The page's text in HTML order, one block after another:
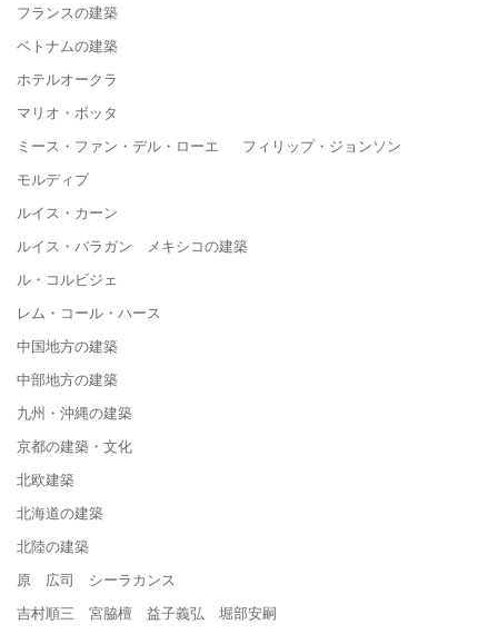
フランスの建築
ベトナムの建築
ホテルオークラ
マリオ・ボッタ
ミース・ファン・デル・ローエ フィリップ・ジョンソン
モルディブ
ルイス・カーン
ルイス・バラガン メキシコの建築
ル・コルビジェ
レム・コール・ハース
中国地方の建築
中部地方の建築
九州・沖縄の建築
京都の建築・文化
北欧建築
北海道の建築
北陸の建築
原 広司 シーラカンス
吉村順三 宮脇檀 益子義弘 堀部安嗣